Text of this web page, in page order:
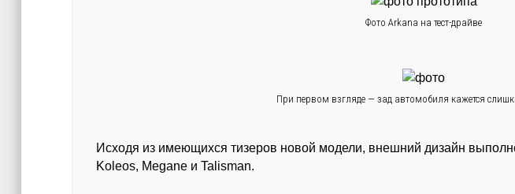
Фото Arkana на тест-драйве
При первом взгляде — зад автомобиля кажется
Исходя из имеющихся тизеров новой модели, внешний дизайн
Koleos, Megane и Talisman.